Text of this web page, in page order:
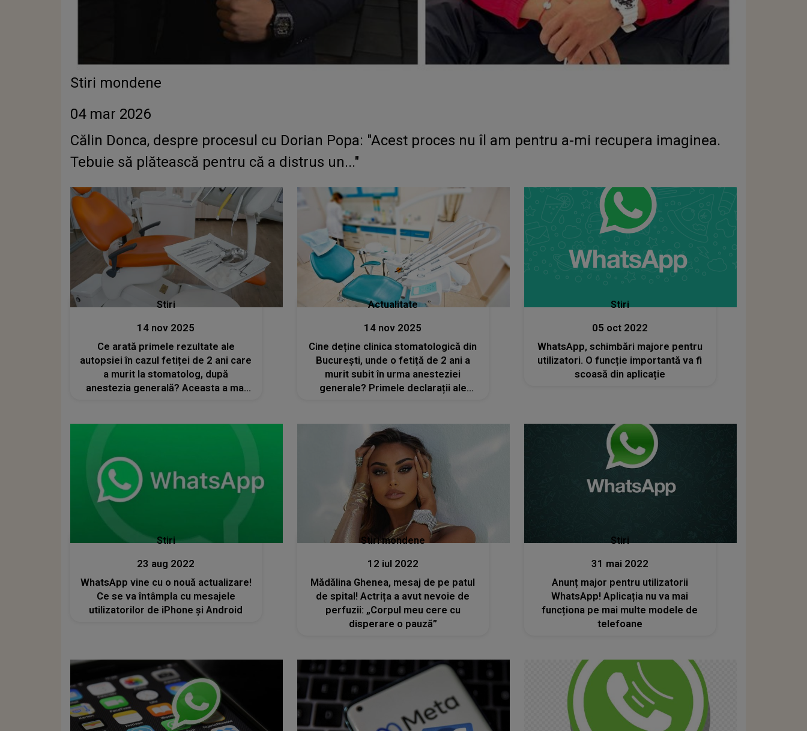
Stiri mondene
04 mar 2026
Călin Donca, despre procesul cu Dorian Popa: "Acest proces nu îl am pentru a-mi recupera imaginea.
Tebuie să plătească pentru că a distrus un..."
Stiri
14 nov 2025
Ce arată primele rezultate ale
autopsiei în cazul fetiței de 2 ani care
a murit la stomatolog, după
anestezia generală? Aceasta a mai
Actualitate
14 nov 2025
Cine deține clinica stomatologică din
București, unde o fetiță de 2 ani a
murit subit în urma anesteziei
generale? Primele declarații ale
inconștiență, neatenție”
Stiri
05 oct 2022
WhatsApp, schimbări majore pentru
utilizatori. O funcție importantă va fi
scoasă din aplicație
Stiri
23 aug 2022
WhatsApp vine cu o nouă actualizare!
Ce se va întâmpla cu mesajele
utilizatorilor de iPhone și Android
Stiri mondene
12 iul 2022
Mădălina Ghenea, mesaj de pe patul
de spital! Actrița a avut nevoie de
perfuzii: „Corpul meu cere cu
disperare o pauză”
Stiri
31 mai 2022
Anunț major pentru utilizatorii
WhatsApp! Aplicația nu va mai
funcționa pe mai multe modele de
telefoane